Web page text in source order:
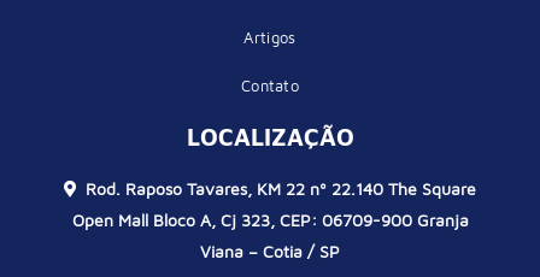
Artigos
Contato
LOCALIZAÇÃO
Rod. Raposo Tavares, KM 22 nº 22.140 The Square
Open Mall Bloco A, Cj 323, CEP: 06709-900 Granja
Viana – Cotia / SP